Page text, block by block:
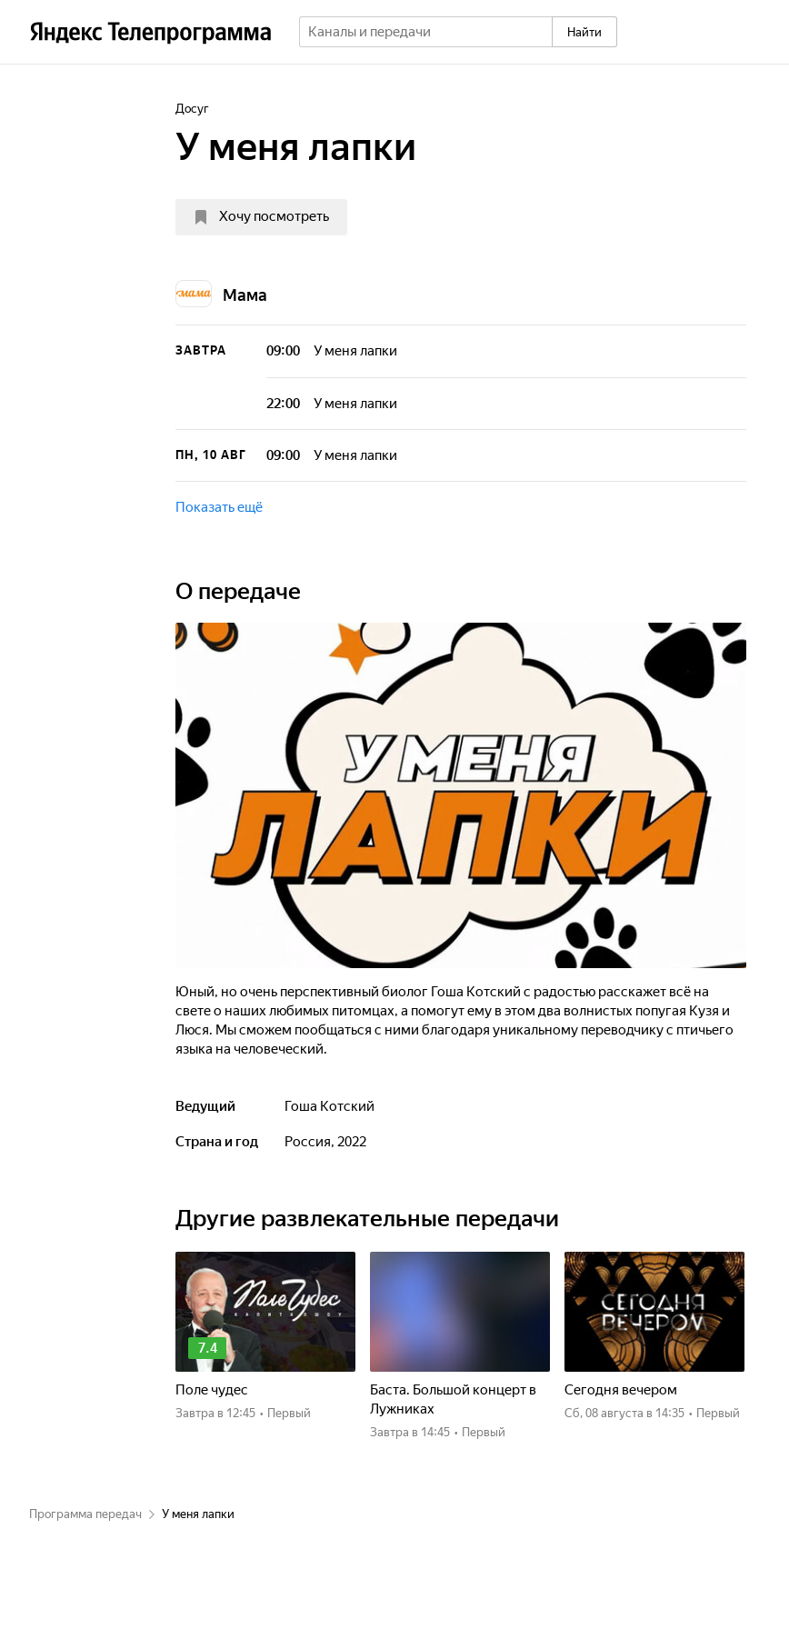
Найти
Досуг
У меня лапки
Хочу посмотреть
Мама
ЗАВТРА 09:00 У меня лапки
22:00 У меня лапки
ПН, 10 АВГ 09:00 У меня лапки
Показать ещё
О передаче
Юный, но очень перспективный биолог Гоша Котский с радостью расскажет всё на
свете о наших любимых питомцах, а помогут ему в этом два волнистых попугая Кузя и
Люся. Мы сможем пообщаться с ними благодаря уникальному переводчику с птичьего
языка на человеческий.
Ведущий Гоша Котский
Страна и год Россия, 2022
Другие развлекательные передачи
7.4
Поле чудес
Завтра в 12:45 • Первый
Баста. Большой концерт в
Лужниках
Завтра в 14:45 • Первый
Сегодня вечером
сб, 08 августа в 14:35 • Первый
Программа передач У меня лапки